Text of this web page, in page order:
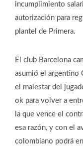
incumplimiento
autorización para
plantel de Primera.
El club Barcelona
asumió el argentino
el malestar del
ok para volver a
la que vence el
esa razón, y con el
colombiano podrá